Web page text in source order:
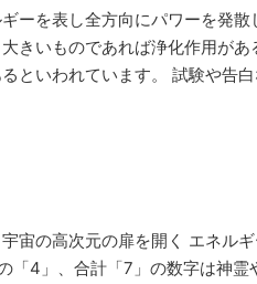
ーを表し全方向にパワーを発散
きいものであれば浄化作用が
といわれています。 試験や告
宙の高次元の扉を開く エネルギ
4」、合計「7」の数字は神